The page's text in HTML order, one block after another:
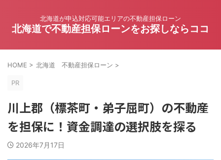
北海道が申込対応可能エリアの不動産担保ローン
北海道で不動産担保ローンをお探しならココ
HOME > 北海道 不動産担保ローン >
PR
川上郡（標茶町・弟子屈町）の不動産
を担保に！資金調達の選択肢を探る
2026年7月17日